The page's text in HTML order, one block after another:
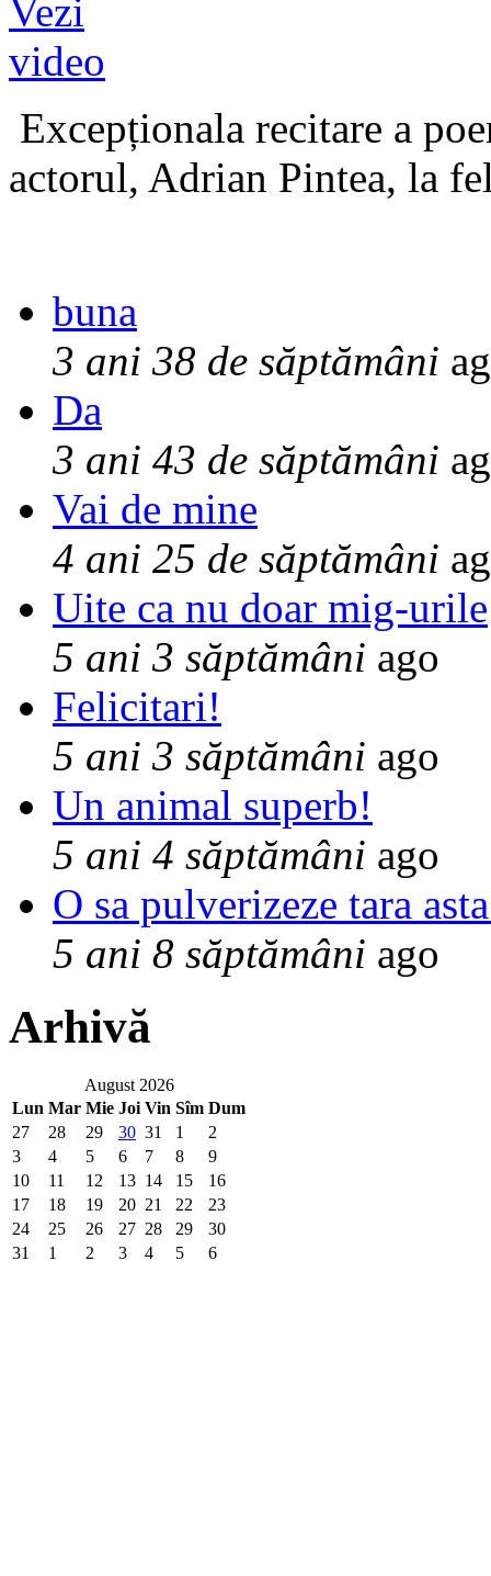
Excepționala recitare a
actorul, Adrian Pintea, la
buna
3 ani 38 de săptămâni
Da
3 ani 43 de săptămâni
Vai de mine
4 ani 25 de săptămâni
Uite ca nu doar mig-urile
5 ani 3 săptămâni ago
Felicitari!
5 ani 3 săptămâni ago
Un animal superb!
5 ani 4 săptămâni ago
O sa pulverizeze tara
5 ani 8 săptămâni ago
Arhivă
August 2026
Lun Mar Mie Joi Vin Sîm Dum
27
28 29 30 31 1
2
3
4 5 6 7 8
9
10
11 12 13 14 15
16
17
18 19 20 21 22
23
24
25 26 27 28 29
30
31
1 2 3 4 5 6